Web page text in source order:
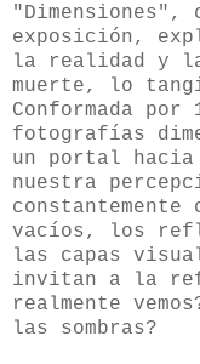
"Dimensiones",
exposición,
la realidad y
muerte, lo
Conformada por
fotografías
un portal
nuestra
constantemente
vacíos, los
las capas
invitan a la
realmente
las sombras?